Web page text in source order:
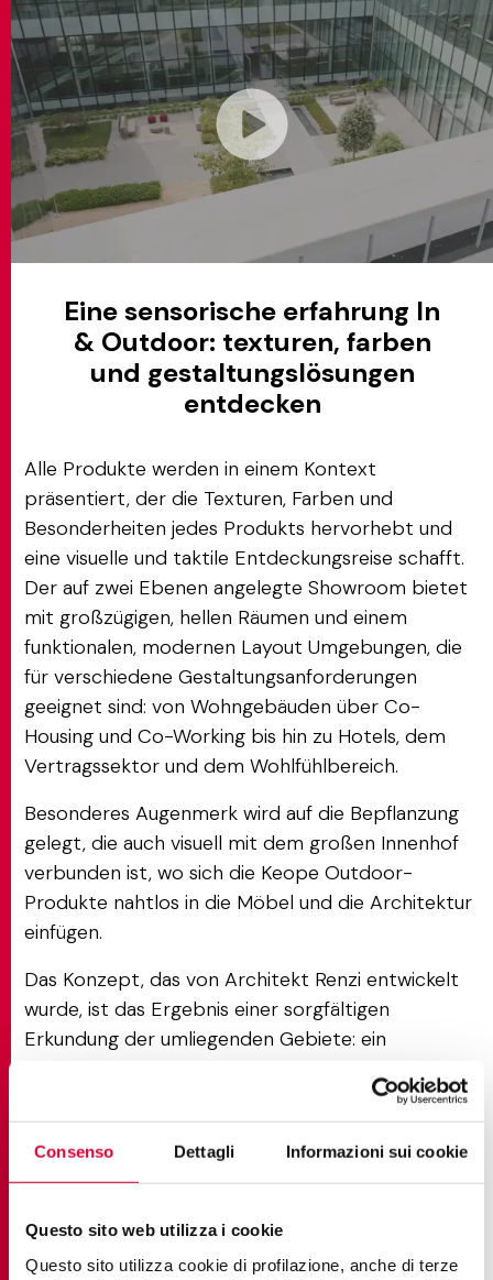
Consenso Dettagli Informazioni sui cookie
Questo sito web utilizza i cookie
Questo sito utilizza cookie di profilazione, anche di terze
Eine sensorische erfahrung In
& Outdoor: texturen, farben
und gestaltungslösungen
entdecken
Alle Produkte werden in einem Kontext
präsentiert, der die Texturen, Farben und
Besonderheiten jedes Produkts hervorhebt und
eine visuelle und taktile Entdeckungsreise schafft.
Der auf zwei Ebenen angelegte Showroom bietet
mit großzügigen, hellen Räumen und einem
funktionalen, modernen Layout Umgebungen, die
für verschiedene Gestaltungsanforderungen
geeignet sind: von Wohngebäuden über Co-
Housing und Co-Working bis hin zu Hotels, dem
Vertragssektor und dem Wohlfühlbereich.
Besonderes Augenmerk wird auf die Bepflanzung
gelegt, die auch visuell mit dem großen Innenhof
verbunden ist, wo sich die Keope Outdoor-
Produkte nahtlos in die Möbel und die Architektur
einfügen.
Das Konzept, das von Architekt Renzi entwickelt
wurde, ist das Ergebnis einer sorgfältigen
Erkundung der umliegenden Gebiete: ein
repräsentiert – ein unmissverständlicher Wunsch,
Tradition mit Zukunft zu verbinden.
der Branche, Architekten, Designer und Kunden in
einer einladenden und inspirierenden Umgebung